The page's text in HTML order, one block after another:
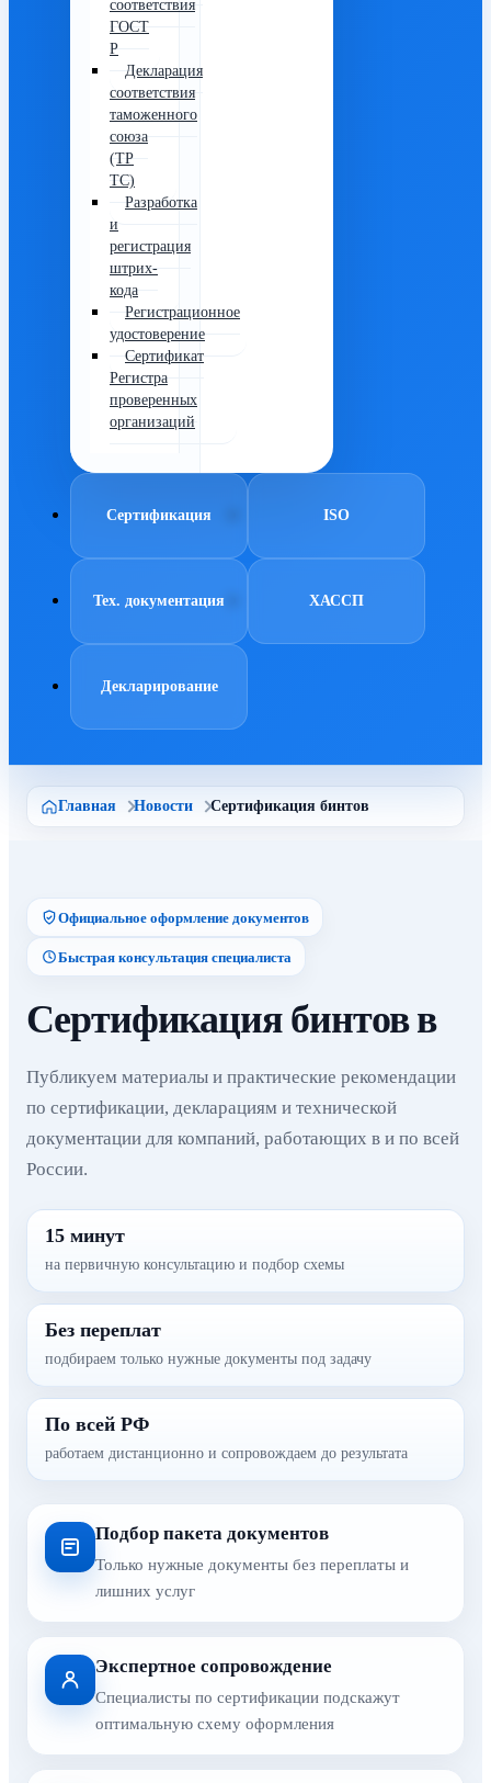
соответствия
ГОСТ
Р
Декларация
соответствия
таможенного
союза
(ТР
ТС)
Разработка
и
регистрация
штрих-
кода
Регистрационное
удостоверение
Сертификат
Регистра
проверенных
организаций
Сертификация ISO
Тех. документация ХАССП
Декларирование
Главная Новости Сертификация бинтов
Официальное оформление документов
Быстрая консультация специалиста
Сертификация бинтов в
Публикуем материалы и практические рекомендации
по сертификации, декларациям и технической
документации для компаний, работающих в и по всей
России.
15 минут
на первичную консультацию и подбор схемы
Без переплат
подбираем только нужные документы под задачу
По всей РФ
работаем дистанционно и сопровождаем до результата
Подбор пакета документов
Только нужные документы без переплаты и
лишних услуг
Экспертное сопровождение
Специалисты по сертификации подскажут
оптимальную схему оформления